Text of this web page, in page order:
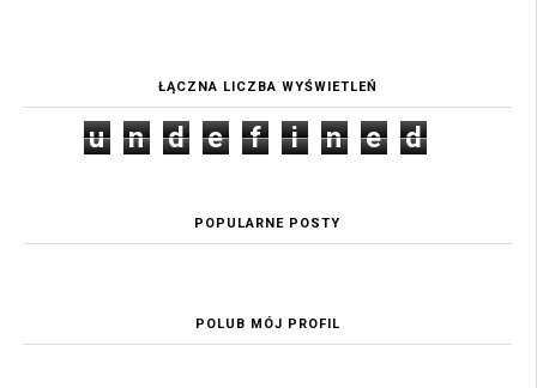
ŁĄCZNA LICZBA WYŚWIETLEŃ
u n d e f i n e d
POPULARNE POSTY
POLUB MÓJ PROFIL